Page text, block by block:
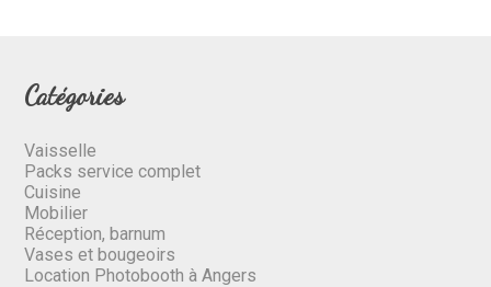
Catégories
Vaisselle
Packs service complet
Cuisine
Mobilier
Réception, barnum
Vases et bougeoirs
Location Photobooth à Angers